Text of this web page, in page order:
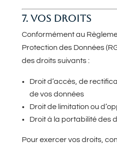
7. VOS DROITS
Conformément au
Protection des Données
des droits suivants :
Droit d’accès, de
de vos données
Droit de limitation ou
Droit à la portabilité des
Pour exercer vos droits,